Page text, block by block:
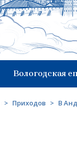
Вологодская
> Приходов > В